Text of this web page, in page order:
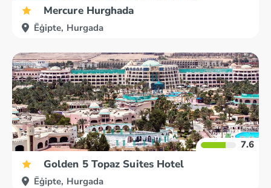
Mercure Hurghada
Ēģipte, Hurgada
7.6
Golden 5 Topaz Suites Hotel
Ēģipte, Hurgada